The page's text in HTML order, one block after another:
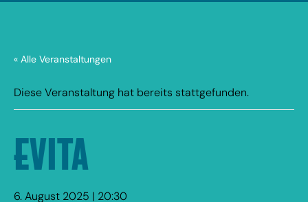
« Alle Veranstaltungen
Diese Veranstaltung hat bereits stattgefunden.
EVITA
6. August 2025 | 20:30